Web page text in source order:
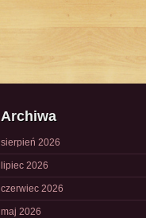
Archiwa
sierpień 2026
lipiec 2026
czerwiec 2026
maj 2026